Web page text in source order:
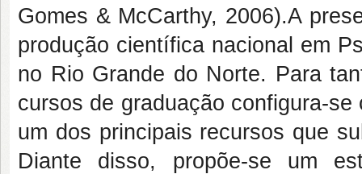
Gomes & McCarthy, 2006).A
produção científica nacional em
no Rio Grande do Norte. Para
cursos de graduação configura-
um dos principais recursos que
Diante disso, propõe-se um